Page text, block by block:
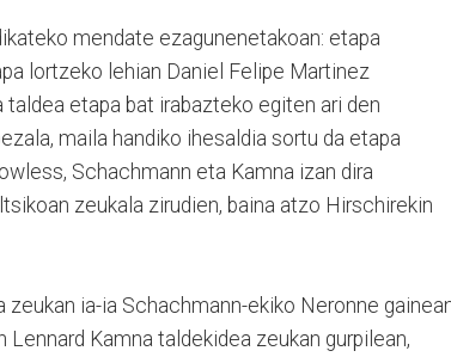
mendate ezagunenetakoan: etapa
lortzeko lehian Daniel Felipe Martinez
taldea etapa bat irabazteko egiten ari den
maila handiko ihesaldia sortu da etapa
Schachmann eta Kamna izan dira
zeukala zirudien, baina atzo Hirschirekin
ia-ia Schachmann-ekiko Neronne
Kamna taldekidea zeukan gurpilean,